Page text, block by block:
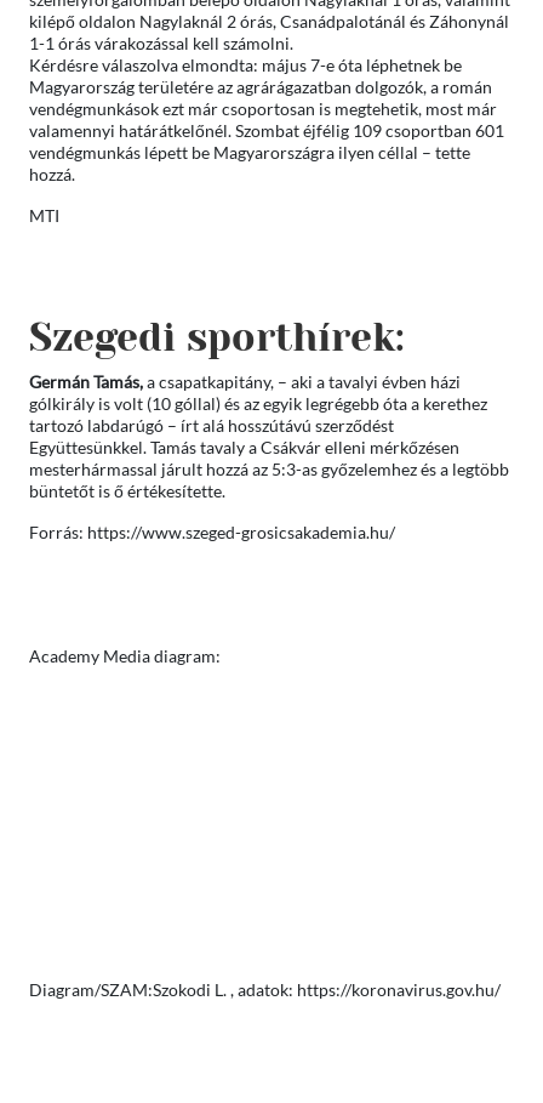
kilépő oldalon Nagylaknál 2 órás, Csanádpalotánál és Záhonynál
1-1 órás várakozással kell számolni.
Kérdésre válaszolva elmondta: május 7-e óta léphetnek be
Magyarország területére az agrárágazatban dolgozók, a román
vendégmunkások ezt már csoportosan is megtehetik, most már
valamennyi határátkelőnél. Szombat éjfélig 109 csoportban 601
vendégmunkás lépett be Magyarországra ilyen céllal – tette
hozzá.
MTI
Szegedi sporthírek:
Germán Tamás,a csapatkapitány, – aki a tavalyi évben házi
gólkirály is volt (10 góllal) és az egyik legrégebb óta a kerethez
tartozó labdarúgó – írt alá hosszútávú szerződést
Együttesünkkel. Tamás tavaly a Csákvár elleni mérkőzésen
mesterhármassal járult hozzá az 5:3-as győzelemhez és a legtöbb
büntetőt is ő értékesítette.
Forrás: https://www.szeged-grosicsakademia.hu/
Academy Media diagram:
Diagram/SZAM:Szokodi L. , adatok: https://koronavirus.gov.hu/